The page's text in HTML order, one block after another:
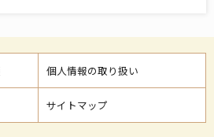
個人情報の取り扱い
サイトマップ